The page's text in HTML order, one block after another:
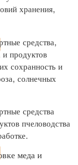
хранения,
средства,
продуктов
сохранность и
солнечных
средства
пчеловодства
меда и